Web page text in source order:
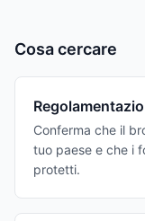
Cosa cercare
Conferma che il
tuo paese e che i
protetti.